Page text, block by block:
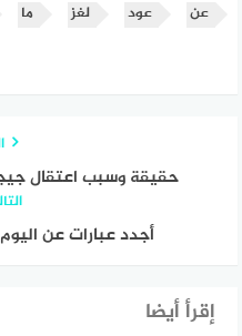
عن
عود لغز ما
حقيقة وسبب اعتقال جيجي
أجدد عبارات عن اليوم
إقرأ أيضا